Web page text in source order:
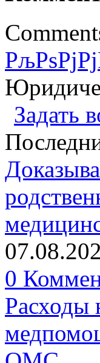
Задать
0
Расходы